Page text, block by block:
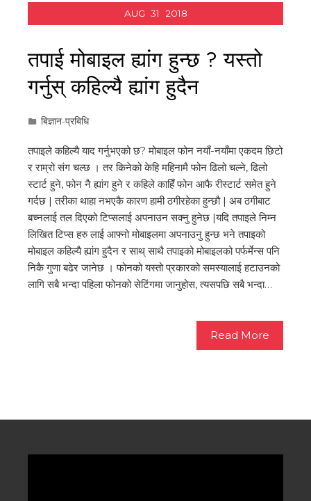
AUG 31 2018
तपाई मोबाइल ह्यांग हुन्छ ? यस्तो
गर्नुस् कहिल्यै ह्यांग हुदैन
बिज्ञान-प्रबिधि
तपाइले कहिल्यै याद गर्नुभएको छ? मोबाइल फोन नयाँ-नयाँमा एकदम छिटो
र राम्रो संग चल्छ । तर किनेको केहि महिनामै फोन ढिलो चल्ने, ढिलो
स्टार्ट हुने, फोन नै ह्यांग हुने र कहिले काहिँ फोन आफै रीस्टार्ट समेत हुने
गर्दछ | तरीका थाहा नभएकै कारण हामी ठगीरहेका हुन्छौ | अब ठगीबाट
बच्नलाई तल दिएको टिप्सलाई अपनाउन सक्नु हुनेछ |यदि तपाइले निम्न
लिखित टिप्स हरु लाई आफ्नो मोबाइलमा अपनाउनु हुन्छ भने तपाइको
मोबाइल कहिल्यै ह्यांग हुदैन र साथ् साथै तपाइको मोबाइलको पर्फर्मेन्स पनि
निकै गुणा बढेर जानेछ । फोनको यस्तो प्रकारको समस्यालाई हटाउनको
लागि सबै भन्दा पहिला फोनको सेटिंगमा जानुहोस, त्यसपछि सबै भन्दा…
Read More